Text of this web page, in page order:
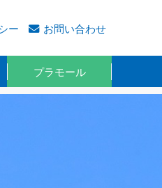
ー お問い合わせ
プラモール